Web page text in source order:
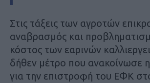
Στις τάξεις των αγροτών
αναβρασμός και
κόστος των εαρινών
δήθεν μέτρο που ανακοίνωσε
για την επιστροφή του ΕΦΚ